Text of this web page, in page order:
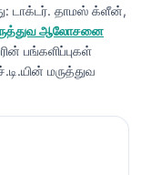
டாக்டர். தாமஸ் க்ளீன்,
ஆலோசனை
பங்களிப்புகள்
மருத்துவ